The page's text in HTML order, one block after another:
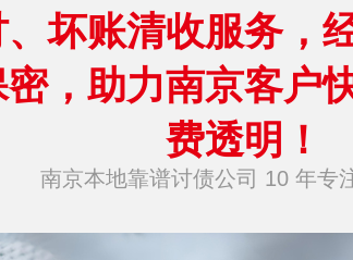
坏账清收服务，
，助力南京客户
费透明！
南京本地靠谱讨债公司 10 年专